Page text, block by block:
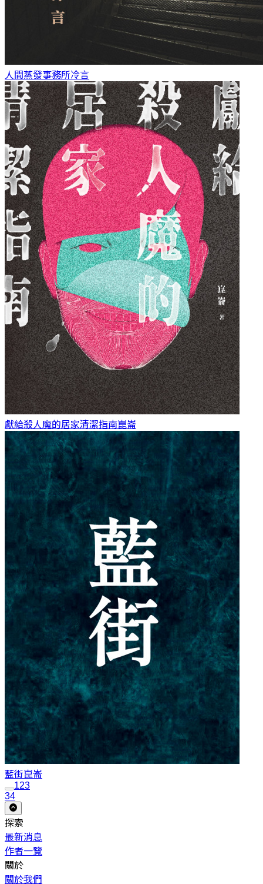
人間蒸發事務所冷言
獻給殺人魔的居家清潔指南崑崙
藍街崑崙
123
34
探索
最新消息
作者一覽
關於
關於我們